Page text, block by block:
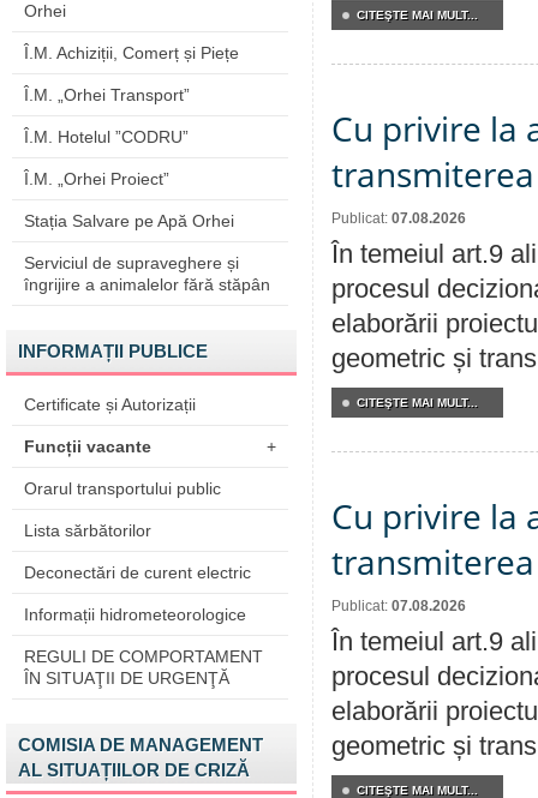
Orhei
Î.M. Achiziții, Comerț și Piețe
Î.M. „Orhei Transport”
Î.M. Hotelul ”CODRU”
Î.M. „Orhei Proiect”
Stația Salvare pe Apă Orhei
Serviciul de supraveghere și
îngrijire a animalelor fără stăpân
INFORMAȚII PUBLICE
Certificate și Autorizații
Funcții vacante +
Orarul transportului public
Lista sărbătorilor
Deconectări de curent electric
Informații hidrometeorologice
REGULI DE COMPORTAMENT
ÎN SITUAŢII DE URGENŢĂ
COMISIA DE MANAGEMENT
AL SITUAȚIILOR DE CRIZĂ
CITEŞTE MAI MULT...
Cu privire la
Publicat: 07.08.2026
În temeiul art.9
procesul
elaborării
geometric și
CITEŞTE MAI MULT...
Cu privire la
Publicat: 07.08.2026
În temeiul art.9
procesul
elaborării
geometric și
CITEŞTE MAI MULT...